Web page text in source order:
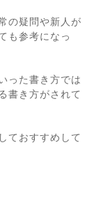
の疑問や新人が
も参考になっ
った書き方では
書き方がされて
ておすすめして